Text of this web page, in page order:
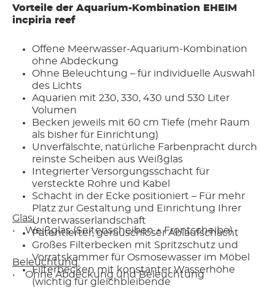
Vorteile der Aquarium-Kombination EHEIM
incpiria reef
Offene Meerwasser-Aquarium-Kombination
ohne Abdeckung
Ohne Beleuchtung – für individuelle Auswahl
des Lichts
Aquarien mit 230, 330, 430 und 530 Liter
Volumen
Becken jeweils mit 60 cm Tiefe (mehr Raum
als bisher für Einrichtung)
Unverfälschte, natürliche Farbenpracht durch
reinste Scheiben aus Weißglas
Integrierter Versorgungsschacht für
versteckte Rohre und Kabel
Schacht in der Ecke positioniert – Für mehr
Platz zur Gestaltung und Einrichtung Ihrer
Unterwasserlandschaft
Patentierter, geräuschloser Ablaufschacht
Großes Filterbecken mit Spritzschutz und
Vorratskammer für Osmosewasser im Möbel
Filterbecken mit konstanter Wasserhöhe
(wichtig für gleichbleibende
Glas:
• Weißglas (Seitenscheiben + Frontscheibe)
Beleuchtung:
• Ohne Abdeckung und Beleuchtung